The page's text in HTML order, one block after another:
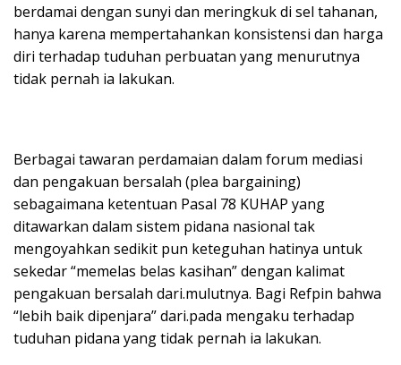
berdamai dengan sunyi dan meringkuk di sel tahanan,
hanya karena mempertahankan konsistensi dan harga
diri terhadap tuduhan perbuatan yang menurutnya
tidak pernah ia lakukan.
Berbagai tawaran perdamaian dalam forum mediasi
dan pengakuan bersalah (plea bargaining)
sebagaimana ketentuan Pasal 78 KUHAP yang
ditawarkan dalam sistem pidana nasional tak
mengoyahkan sedikit pun keteguhan hatinya untuk
sekedar “memelas belas kasihan” dengan kalimat
pengakuan bersalah dari.mulutnya. Bagi Refpin bahwa
“lebih baik dipenjara” dari.pada mengaku terhadap
tuduhan pidana yang tidak pernah ia lakukan.